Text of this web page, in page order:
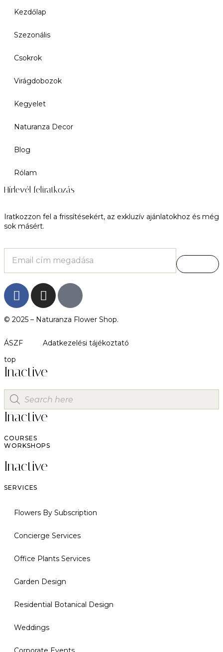
Kezdőlap
Szezonális
Csokrok
Virágdobozok
Kegyelet
Naturanza Decor
Blog
Rólam
Hírlevél feliratkozás
Iratkozzon fel a frissítésekért, az exkluzív ajánlatokhoz és még
sok másért.
© 2025 – Naturanza Flower Shop.
ÁSZF
Adatkezelési tájékoztató
top
Inactive
Inactive
COURSES
WORKSHOPS
Inactive
SERVICES
Flowers By Subscription
Concierge Services
Office Plants Services
Garden Design
Residential Botanical Design
Weddings